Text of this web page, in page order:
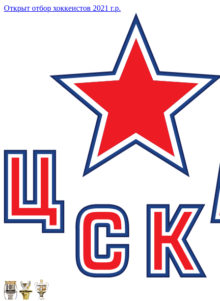
Открыт отбор хоккеистов 2021 г.р.